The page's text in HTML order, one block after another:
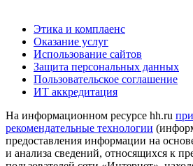
Этика и комплаенс
Оказание услуг
Использование сайтов
Защита персональных данных
Пользовательское соглашение
ИТ аккредитация
На информационном ресурсе hh.ru
рекомендательные технологии
предоставления информации на
и анализа сведений, относящихся к